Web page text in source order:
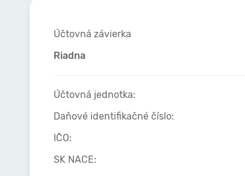
Účtovná závierka
Riadna
Účtovná jednotka:
Daňové identifikačné číslo:
IČO:
SK NACE: